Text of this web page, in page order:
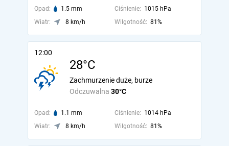
Opad: 1.5 mm Ciśnienie: 1015 hPa
Wiatr:
8 km/h Wilgotność: 81%
12:00
28°C
Odczuwalna 30°C
Zachmurzenie duże, burze
Opad: 1.1 mm Ciśnienie: 1014 hPa
Wiatr:
8 km/h Wilgotność: 81%